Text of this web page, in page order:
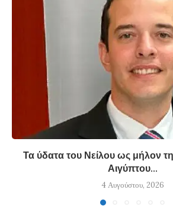
Τα ύδατα του Νείλου ως μήλον
Αιγύπτου...
4 Αυγούστου, 2026